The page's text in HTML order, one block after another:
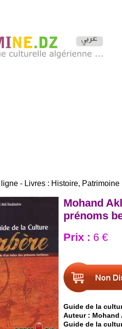
- Livres : Histoire, Patrimoine
Mohand
prénoms
Prix : 6 €
Guide de la
Auteur : Mohand
Guide de la